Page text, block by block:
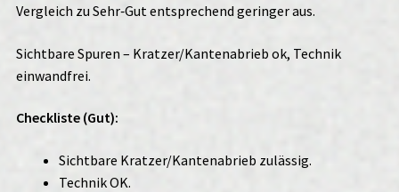
Vergleich zu Sehr‑Gut entsprechend geringer aus.
Sichtbare Spuren – Kratzer/Kantenabrieb ok, Technik
einwandfrei.
Checkliste (Gut):
Sichtbare Kratzer/Kantenabrieb zulässig.
Technik OK.